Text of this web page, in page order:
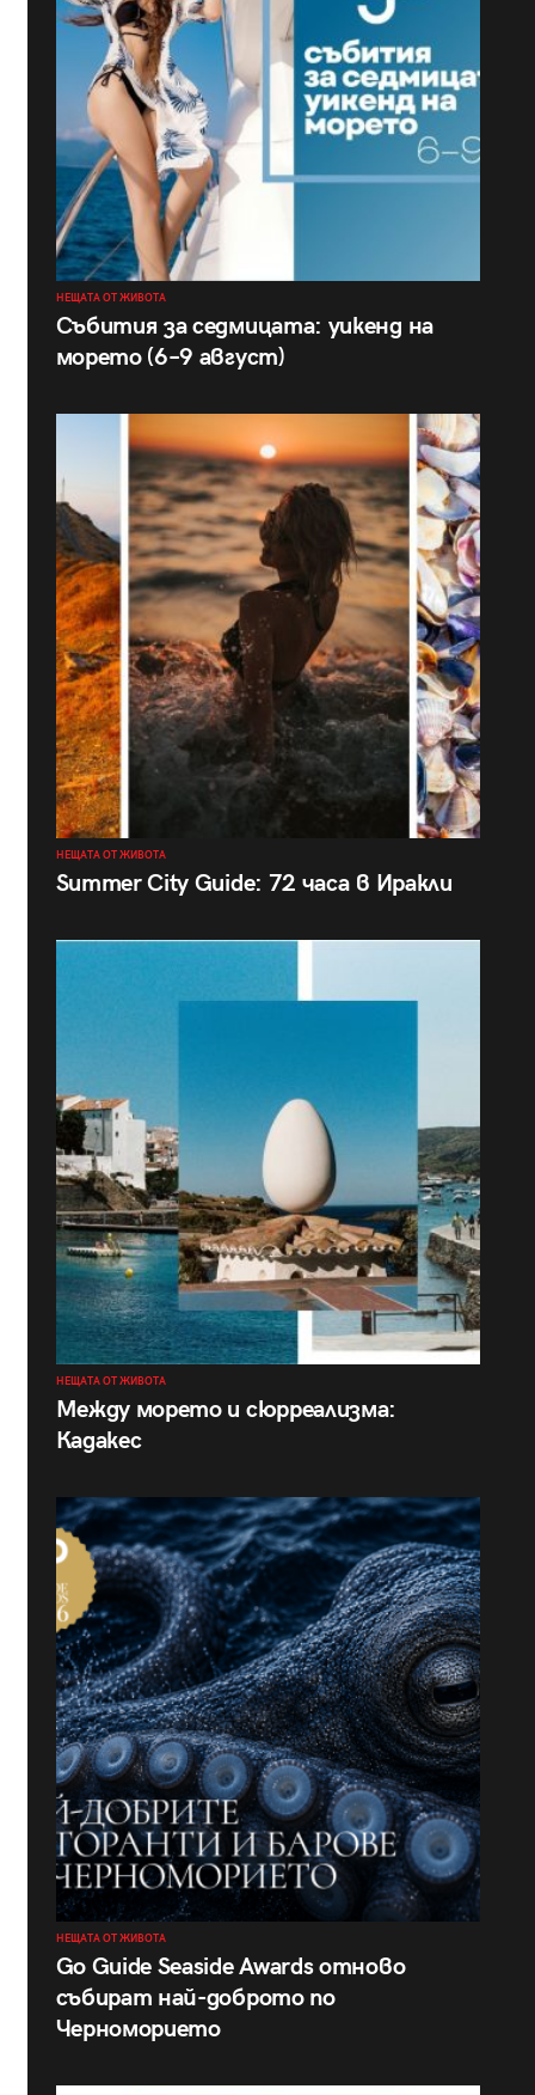
НЕЩАТА ОТ ЖИВОТА
Събития за седмицата: уикенд на
морето (6–9 август)
НЕЩАТА ОТ ЖИВОТА
Summer City Guide: 72 часа в Иракли
НЕЩАТА ОТ ЖИВОТА
Между морето и сюрреализма:
Кадакес
НЕЩАТА ОТ ЖИВОТА
Go Guide Seaside Awards отново
събират най-доброто по
Черноморието